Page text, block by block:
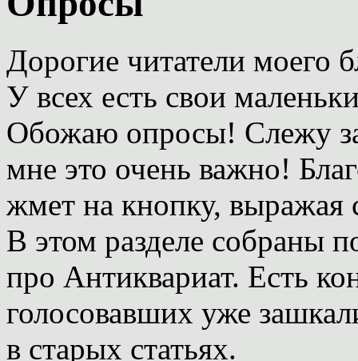
Дорогие читатели моего
У всех есть свои
Обожаю опросы! Слежу
мне это очень важно!
жмет на кнопку,
В этом разделе собраны
про Антиквариат. Есть
голосовавших уже
в старых статьях.